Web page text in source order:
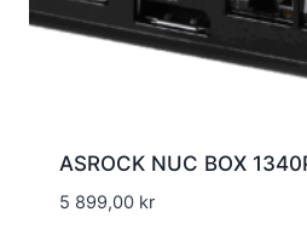
ASROCK NUC BOX
5 899,00 kr